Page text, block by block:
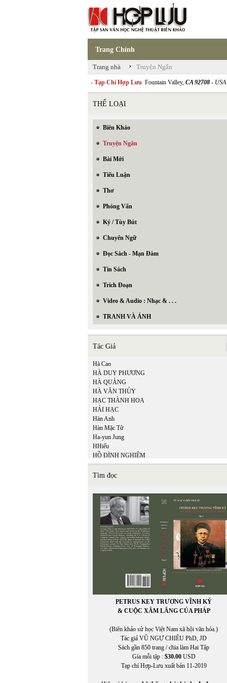
Trang Chính
Trang nhà › Truyện Ngắn
- Tạp Chí Hợp Lưu Fountain Valley, CA 92708 - USA
THỂ LOẠI
Biên Khảo
Truyện Ngắn
Bài Mới
Tiểu Luận
Thơ
Phỏng Vấn
Ký / Tùy Bút
Chuyển Ngữ
Đọc Sách - Mạn Đàm
Tin Sách
Trích Đoạn
Video & Audio : Nhạc & . . .
TRANH VÀ ẢNH
Tác Giả
Hà Cao
HÀ DUY PHƯƠNG
HÀ QUẢNG
HÀ VĂN THỦY
HẠC THÀNH HOA
HẢI HẠC
Hàn Anh
Hàn Mặc Tử
Ha-yun Jung
HHiếu
HỒ ĐÌNH NGHIÊM
Hồ Minh Tâm
HỒ TỊNH TÌNH
Hòa Bình Lê
HÒA ĐA
HOA MAI
Hoài Băng
HOÀI MỸ
HOÀI ZIANG DUY
Hoàng Cầm
HOÀNG CHÍNH chuyển ngữ
Hoàng Đỗ Vũ
Hoàng Hải Lâm
HOÀNG KHỞI PHONG
HOÀNG LIÊN TÂM
HOÀNG MAI ĐẠT
Hoàng Ngọc Nguyên
HOÀNG NGỌC THƯ
Tìm đọc
PETRUS KEY TRƯƠNG VĨNH KÝ
& CUỘC XÂM LĂNG CỦA PHÁP
(Biên khảo sử học Việt Nam xã hội văn hóa.)
Tác giả VŨ NGỰ CHIÊU PhD, JD
Sách gần 850 trang / chia làm Hai Tập
Gía mỗi tập : $30.00USD
Tạp chí Hợp-Lưu xuất bản 11-2019